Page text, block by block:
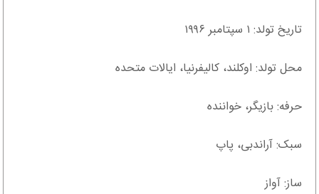
تاریخ تولد: ۱ سپتامبر ۱۹۹۶
محل تولد: اوکلند، کالیفرنیا، ایالات متحده
حرفه: بازیگر، خواننده
سبک: آراندبی، پاپ
ساز: آواز